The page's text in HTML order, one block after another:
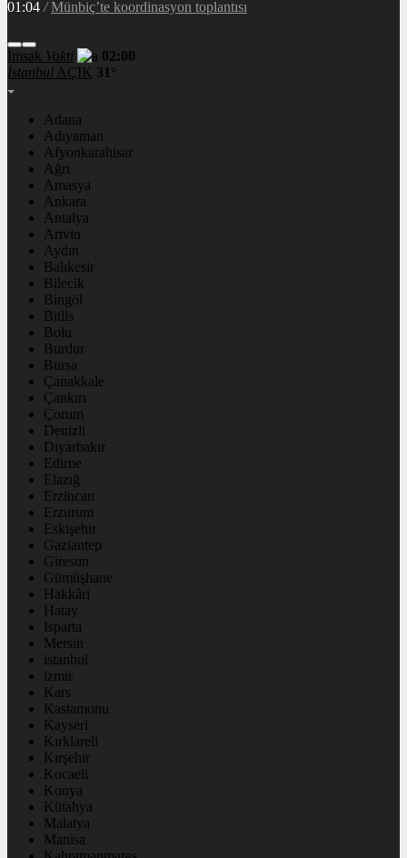
01:04 / Münbiç’te koordinasyon toplantısı
İmsak Vakti
02:00
İstanbul AÇIK 31°
Adana
Adıyaman
Afyonkarahisar
Ağrı
Amasya
Ankara
Antalya
Artvin
Aydın
Balıkesir
Bilecik
Bingöl
Bitlis
Bolu
Burdur
Bursa
Çanakkale
Çankırı
Çorum
Denizli
Diyarbakır
Edirne
Elazığ
Erzincan
Erzurum
Eskişehir
Gaziantep
Giresun
Gümüşhane
Hakkâri
Hatay
Isparta
Mersin
istanbul
izmir
Kars
Kastamonu
Kayseri
Kırklareli
Kırşehir
Kocaeli
Konya
Kütahya
Malatya
Manisa